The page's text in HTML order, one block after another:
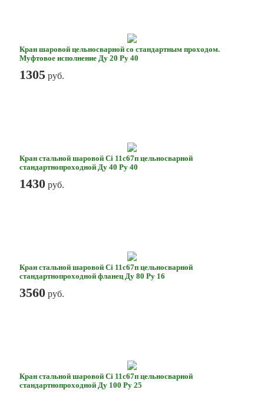
Кран шаровой цельносварной со стандартным проходом.
Муфтовое исполнение Ду 20 Ру 40
1305 руб.
Кран стальной шаровой Ci 11с67п цельносварной
стандартнопроходной Ду 40 Ру 40
1430 руб.
Кран стальной шаровой Ci 11с67п цельносварной
стандартнопроходной фланец Ду 80 Ру 16
3560 руб.
Кран стальной шаровой Ci 11с67п цельносварной
стандартнопроходной Ду 100 Ру 25